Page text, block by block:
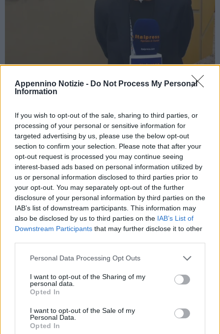
Appennino Notizie - Do Not Process My Personal
Information
If you wish to opt-out of the sale, sharing to third parties, or
processing of your personal or sensitive information for
targeted advertising by us, please use the below opt-out
section to confirm your selection. Please note that after your
opt-out request is processed you may continue seeing
interest-based ads based on personal information utilized by
us or personal information disclosed to third parties prior to
your opt-out. You may separately opt-out of the further
disclosure of your personal information by third parties on the
IAB’s list of downstream participants. This information may
also be disclosed by us to third parties on the IAB’s List of
Downstream Participants that may further disclose it to other
Personal Data Processing Opt Outs
I want to opt-out of the Sharing of my
personal data.
Opted In
I want to opt-out of the Sale of my
Personal Data.
Opted In
TOKYO (GIAPPONE) (ITALPRESS) – “I Giochi Olimpici sono
manifestazioni. Che risultato mi renderebbe felice? Sono
contento solo se si vince. Poi dobbiamo dire che è importante
partecipare, ma oggi bisogna dire che vogliamo vincere”. Appena
sbarcato a Tokyo, Gianni Petrucci è pieno di speranze e sogni
per la nazionale maschile, qualificata last minute ai Giochi con
l’impresa in Serbia, e per le ragazze del 3×3 femminile. “Saranno
Olimpiadi diverse e difficili ma sempre affascinanti – racconta
all’Italpress il presidente della Federazione italiana pallacanestro,
in visita a Casa Italia – Certamente la vittoria in Serbia ci ha
caricato: affrontare le prossime partite non sarà semplice ma
girone gli azzurri affronteranno Germania, Australia e Nigeria:
anche una sola vittoria potrebbe essere sufficiente per strappare
sono forti. Noi ci siamo qualificati all’ultimo momento e nessuno
ci credeva, ma ora vogliamo vincere”. A Tokyo scenderanno in